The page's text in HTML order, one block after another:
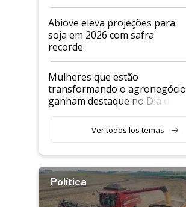
Abiove eleva projeções para
soja em 2026 com safra
recorde
Mulheres que estão
transformando o agronegócio
ganham destaque no Dia do
Ver todos los temas
Política